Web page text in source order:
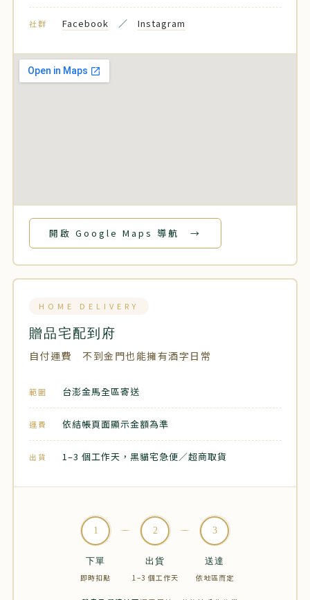
社群 Facebook ／ Instagram
開啟 Google Maps 導航 →
HOME DELIVERY
贈品宅配到府
自付運費 不到金門也能擁有酒字日常
範圍 台澎金馬全區寄送
運費 依結帳頁面顯示金額為準
出貨 1–3 個工作天，黑貓宅急便／超商取貨
1
下單
即時扣點
2
出貨
1–3 個工作天
3
送達
依地區而定